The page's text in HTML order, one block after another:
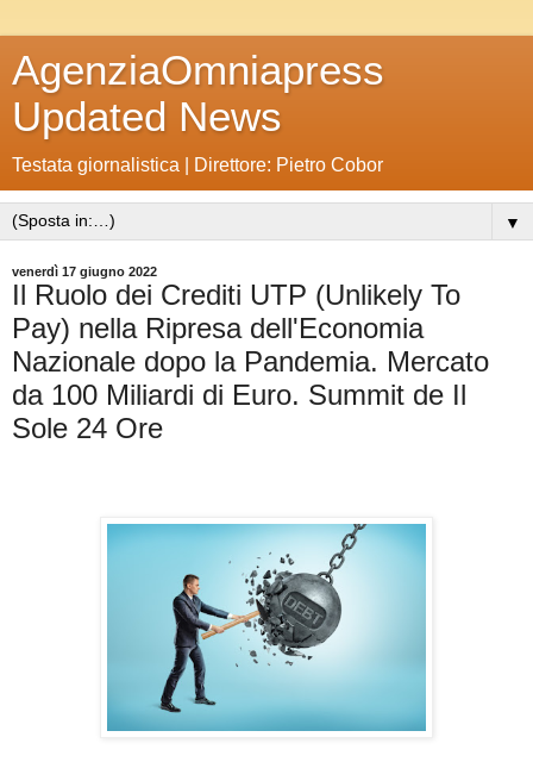
AgenziaOmniapress
Updated News
Testata giornalistica | Direttore: Pietro Cobor
▼
venerdì 17 giugno 2022
Il Ruolo dei Crediti UTP (Unlikely To
Pay) nella Ripresa dell'Economia
Nazionale dopo la Pandemia. Mercato
da 100 Miliardi di Euro. Summit de Il
Sole 24 Ore